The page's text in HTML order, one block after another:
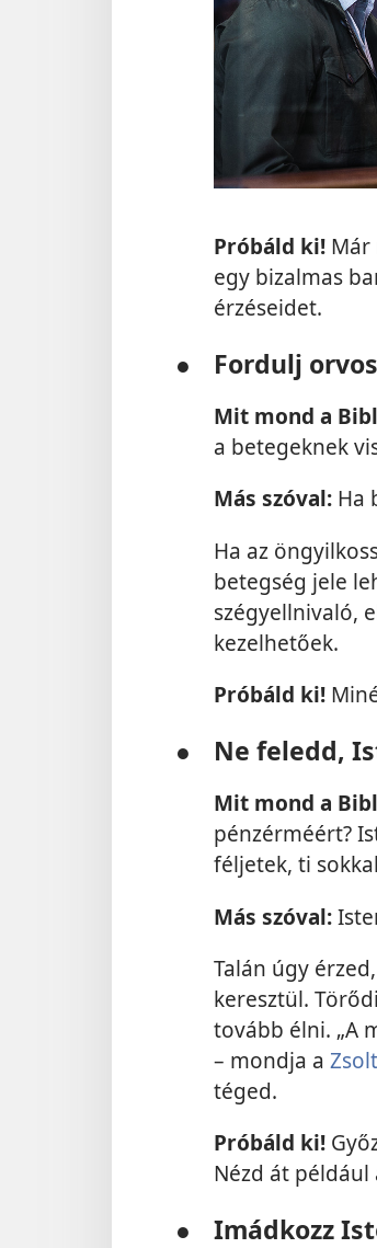
Próbáld ki!Már
egy bizalmas
érzéseidet.
● Fordulj
Mit mond a
a betegeknek
Más szóval:Ha
Ha az
betegség jele
szégyellnivaló,
kezelhetőek.
Próbáld ki!
● Ne feledd,
Mit mond a
pénzérméért?
féljetek, ti
Más szóval:
Talán úgy
keresztül.
tovább élni. „A
– mondja a
téged.
Próbáld ki!
Nézd át például
● Imádkozz